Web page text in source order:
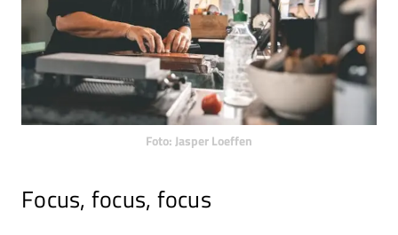
Foto: Jasper Loeffen
Focus, focus, focus